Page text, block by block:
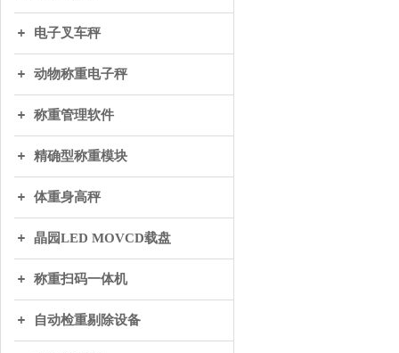
电子叉车秤
动物称重电子秤
称重管理软件
精确型称重模块
体重身高秤
晶园LED MOVCD载盘
称重扫码一体机
自动检重剔除设备